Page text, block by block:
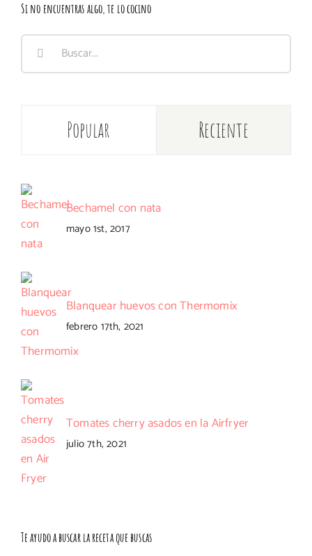
Si no encuentras algo, te lo cocino
Buscar:
Popular Reciente
Bechamel con nata
mayo 1st, 2017
Blanquear huevos con Thermomix
febrero 17th, 2021
Tomates cherry asados en la Airfryer
julio 7th, 2021
Te ayudo a buscar la receta que buscas